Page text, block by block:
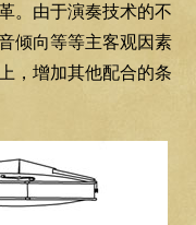
。由于演奏技术的不
倾向等等主客观因素
，增加其他配合的条